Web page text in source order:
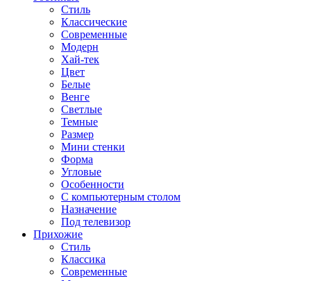
Стиль
Классические
Современные
Модерн
Хай-тек
Цвет
Белые
Венге
Светлые
Темные
Размер
Мини стенки
Форма
Угловые
Особенности
С компьютерным столом
Назначение
Под телевизор
Прихожие
Стиль
Классика
Современные